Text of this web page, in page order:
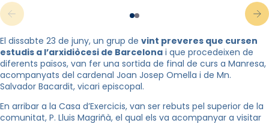
El dissabte 23 de juny, un grup de vint preveres que cursen
estudis a l’arxidiòcesi de Barcelona i que procedeixen de
diferents països, van fer una sortida de final de curs a Manresa,
acompanyats del cardenal Joan Josep Omella i de Mn.
Salvador Bacardit, vicari episcopal.
En arribar a la Casa d’Exercicis, van ser rebuts pel superior de la
comunitat, P. Lluis Magriñà, el qual els va acompanyar a visitar